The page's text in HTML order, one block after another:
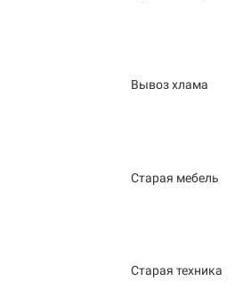
Вывоз хлама
Старая мебель
Старая техника